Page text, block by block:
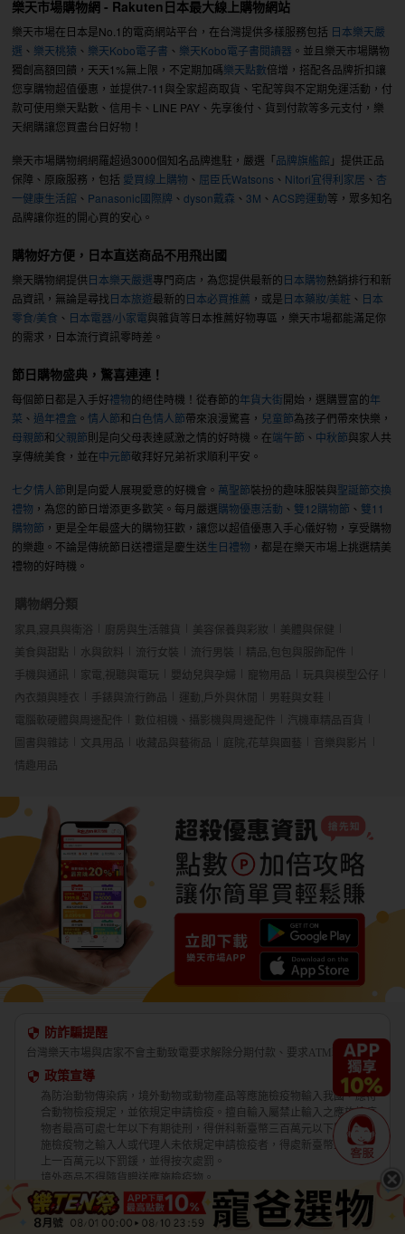
樂天市場購物網 - Rakuten日本最大線上購物網站
樂天市場在日本是No.1的電商網站平台，在台灣提供多樣服務包括 日本樂天嚴
選 、 樂天桃猿 、 樂天Kobo電子書 、 樂天Kobo電子書閱讀器 。並且樂天市場購物
獨創高額回饋，天天1%無上限，不定期加碼樂天點數倍增，搭配各品牌折扣讓
您享購物超值優惠，並提供7-11與全家超商取貨、宅配等與不定期免運活動，付
款可使用樂天點數、信用卡、LINE PAY、先享後付、貨到付款等多元支付，樂
天網購讓您買盡台日好物！
樂天市場購物網網羅超過3000個知名品牌進駐，嚴選「品牌旗艦館 」提供正品
保障、原廠服務，包括 愛買線上購物 、 屈臣氏Watsons 、 Nitori宜得利家居 、 杏
一健康生活館 、 Panasonic國際牌 、dyson戴森 、 3M 、 ACS跨運動等，眾多知名
品牌讓你逛的開心買的安心。
購物好方便，日本直送商品不用飛出國
樂天購物網提供日本樂天嚴選專門商店，為您提供最新的日本購物熱銷排行和新
品資訊，無論是尋找日本旅遊最新的日本必買推薦 ，或是日本藥妝/美粧 、 日本
零食/美食 、 日本電器/小家電與雜貨等日本推薦好物專區，樂天市場都能滿足你
的需求，日本流行資訊零時差。
節日購物盛典，驚喜連連！
每個節日都是入手好禮物的絕佳時機！從春節的年貨大街開始，選購豐富的年
菜 、 過年禮盒 。情人節和白色情人節帶來浪漫驚喜， 兒童節為孩子們帶來快樂，
母親節和父親節則是向父母表達感激之情的好時機。在端午節 、 中秋節與家人共
享傳統美食，並在中元節敬拜好兄弟祈求順利平安。
七夕情人節則是向愛人展現愛意的好機會。 萬聖節裝扮的趣味服裝與聖誕節交換
禮物 ，為您的節日增添更多歡笑。每月嚴選購物優惠活動 、 雙12購物節 、 雙11
購物節 ，更是全年最盛大的購物狂歡，讓您以超值優惠入手心儀好物，享受購物
的樂趣。不論是傳統節日送禮還是慶生送生日禮物 ，都是在樂天市場上挑選精美
禮物的好時機。
購物網分類
家具,寢具與衛浴 廚房與生活雜貨 美容保養與彩妝
美體與保健
美食與甜點
水與飲料 流行女裝 流行男裝
精品,包包與服飾配件
手機與通訊
家電,視聽與電玩 嬰幼兒與孕婦 寵物用品
玩具與模型公仔
內衣類與睡衣
手錶與流行飾品 運動,戶外與休閒
男鞋與女鞋
電腦軟硬體與周邊配件
數位相機、攝影機與周邊配件
汽機車精品百貨
圖書與雜誌
文具用品 收藏品與藝術品 庭院,花草與園藝
音樂與影片
情趣用品
防詐騙提醒
台灣樂天市場與店家不會主動致電要求解除分期付款、要求ATM轉帳。
政策宣導
為防治動物傳染病，境外動物或動物產品等應施檢疫物輸入我國，應符
合動物檢疫規定，並依規定申請檢疫。擅自輸入屬禁止輸入之應施檢疫
物者最高可處七年以下有期徒刑，得併科新臺幣三百萬元以下罰金。應
施檢疫物之輸入人或代理人未依規定申請檢疫者，得處新臺幣五萬元以
上一百萬元以下罰鍰，並得按次處罰。
境外商品不得隨貨贈送應施檢疫物。
收件人違反動物傳染病防治條例第三十四條第三項規定，未將郵遞寄送
輸入之應施檢疫物送交輸出入動物檢疫機關銷燬者，處新臺幣三萬元以
上十五萬元以下罰鍰。